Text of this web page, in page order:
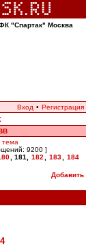
"Спартак" Москва
Вход • Регистрация
тема
9200 ]
181 182 183
184
Добавить